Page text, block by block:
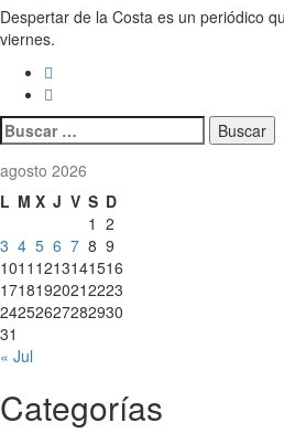
Despertar de la Costa es un periódico
viernes.
Buscar:
agosto 2026
L M X J V S D
1 2
3 4 5 6 7 8 9
1011 1213141516
17181920212223
24252627282930
31
« Jul
Categorías